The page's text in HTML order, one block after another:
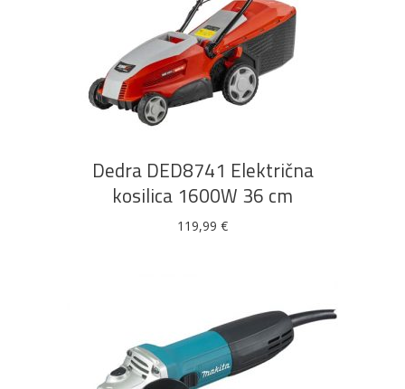
DODAJ U KOŠARICU
Dedra DED8741 Električna
kosilica 1600W 36 cm
119,99 €